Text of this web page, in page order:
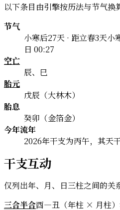
以下条目由引擎按历法与节气换
节气
小寒后27天 · 距立春3天小
日 00:27
空亡
辰、巳
胎元
戊辰（大林木）
胎息
癸卯（金箔金）
今年流年
2026年干支为丙午，其天
干支互动
仅列出年、月、日三柱之间的关
三合半合酉—丑（年柱 × 月柱）